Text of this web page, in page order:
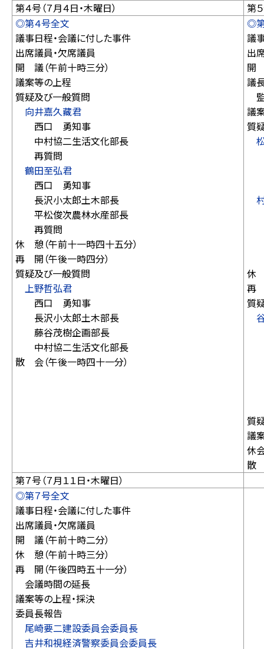
第４号（７月４日・木曜日）
第
◎第４号全文
議事日程・会議に付した事件
出席議員・欠席議員
開 議（午前十時三分）
議案等の上程
質疑及び一般質問
向井嘉久藏君
西口 勇知事
中村協二生活文化部長
再質問
鶴田至弘君
西口 勇知事
長沢小太郎土木部長
平松俊次農林水産部長
再質問
休 憩（午前十一時四十五分）
再 開（午後一時四分）
質疑及び一般質問
上野哲弘君
西口 勇知事
長沢小太郎土木部長
藤谷茂樹企画部長
中村協二生活文化部長
散 会（午後一時四十一分）
◎
議
出
開
議
議
質
休
再
質
質
議
休
散
第７号（７月１１日・木曜日）
◎第７号全文
議事日程・会議に付した事件
出席議員・欠席議員
開 議（午前十時二分）
休 憩（午前十時三分）
再 開（午後四時五十一分）
会議時間の延長
議案等の上程・採決
委員長報告
尾崎要二建設委員会委員長
吉井和視経済警察委員会委員長